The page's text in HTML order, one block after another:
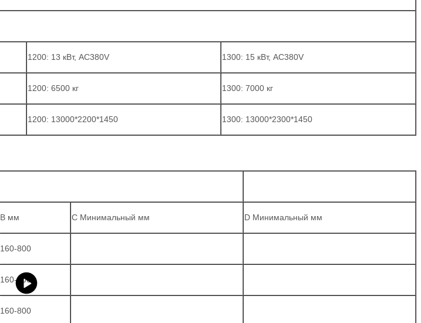
1200: 13 кВт, AC380V 1300: 15 кВт, AC380V
1200: 6500 кг 1300: 7000 кг
1200: 13000*2200*1450 1300: 13000*2300*1450
B мм C Минимальный мм D Минимальный мм
160-800
160-800
160-800